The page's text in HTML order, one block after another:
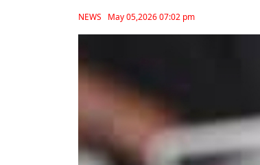
NEWS May 05,2026 07:02 pm